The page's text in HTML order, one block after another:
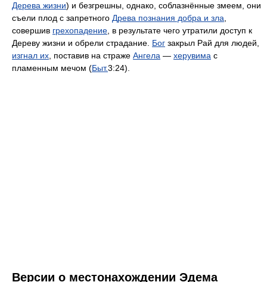
Дерева жизни) и безгрешны, однако, соблазнённые змеем, они
съели плод с запретного Древа познания добра и зла,
совершив грехопадение, в результате чего утратили доступ к
Дереву жизни и обрели страдание. Бог закрыл Рай для людей,
изгнал их, поставив на страже Ангела — херувима с
пламенным мечом (Быт.3:24).
Версии о местонахождении Эдема